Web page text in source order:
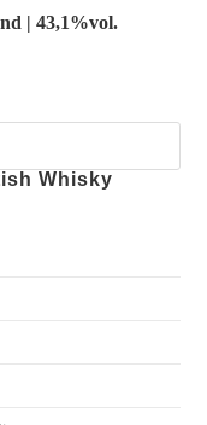
| 43,1%vol.
Whisky